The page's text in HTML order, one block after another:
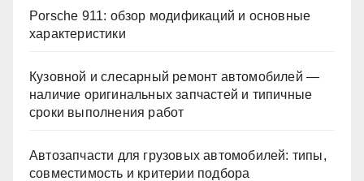
Porsche 911: обзор модификаций и основные
характеристики
Кузовной и слесарный ремонт автомобилей —
наличие оригинальных запчастей и типичные
сроки выполнения работ
Автозапчасти для грузовых автомобилей: типы,
совместимость и критерии подбора